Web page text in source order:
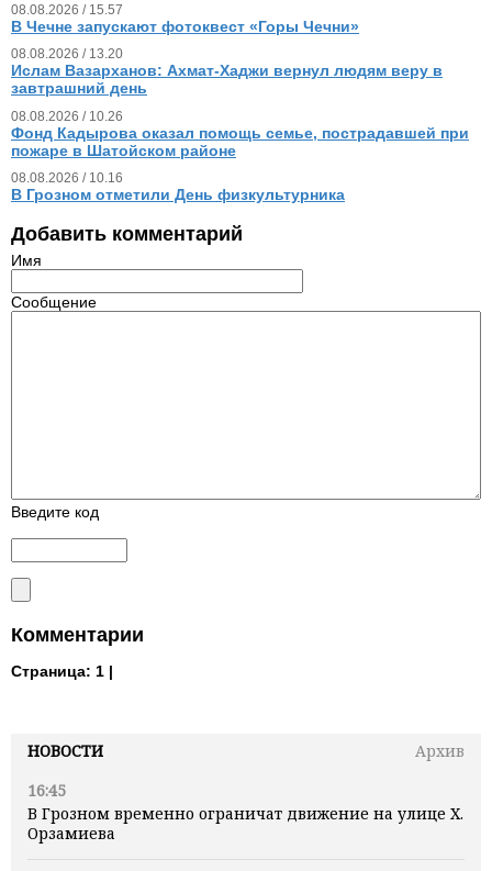
НОВОСТИ
Архив
16:45
В Грозном временно ограничат движение на улице Х.
Орзамиева
08.08.2026 / 15.57
В Чечне запускают фотоквест «Горы Чечни»
08.08.2026 / 13.20
Ислам Вазарханов: Ахмат-Хаджи вернул людям веру в
завтрашний день
08.08.2026 / 10.26
Фонд Кадырова оказал помощь семье, пострадавшей при
пожаре в Шатойском районе
08.08.2026 / 10.16
В Грозном отметили День физкультурника
Добавить комментарий
Имя
Сообщение
Введите код
Комментарии
Страница: 1 |